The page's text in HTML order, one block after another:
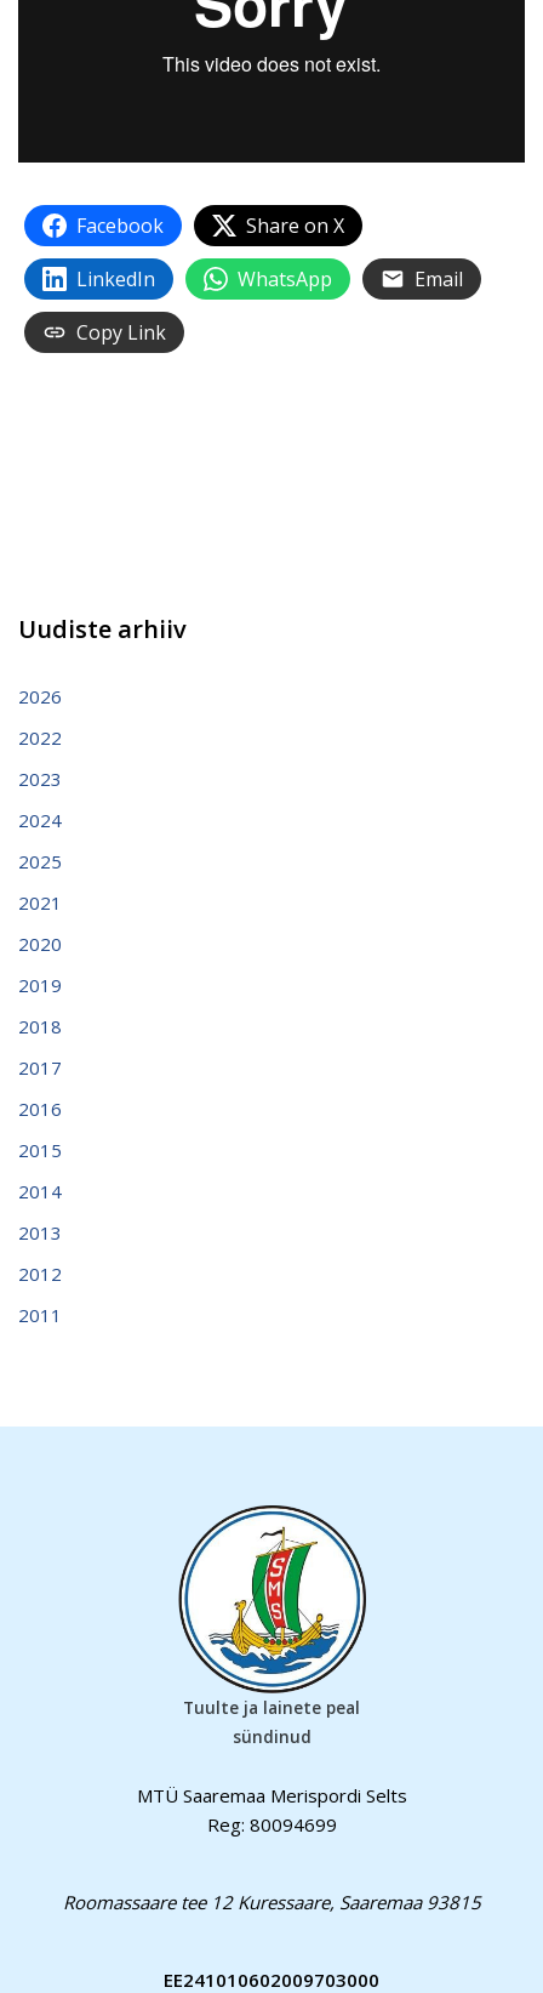
Facebook
Share on X
LinkedIn
WhatsApp
Email
Copy Link
Uudiste arhiiv
2026
2022
2023
2024
2025
2021
2020
2019
2018
2017
2016
2015
2014
2013
2012
2011
Tuulte ja lainete peal
sündinud
MTÜ Saaremaa Merispordi Selts
Reg: 80094699
Roomassaare tee 12 Kuressaare, Saaremaa 93815
EE241010602009703000